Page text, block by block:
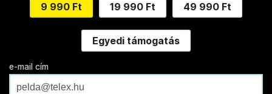
9 990 Ft 19 990 Ft 49 990 Ft
Egyedi támogatás
e-mail cím